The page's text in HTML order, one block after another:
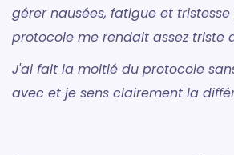
gérer nausées, fatigue et
protocole me rendait assez triste
J'ai fait la moitié du protocole
avec et je sens clairement la